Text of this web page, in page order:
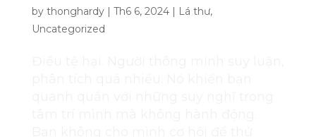
by thonghardy| Th6 6, 2024| Lá thư,
Uncategorized